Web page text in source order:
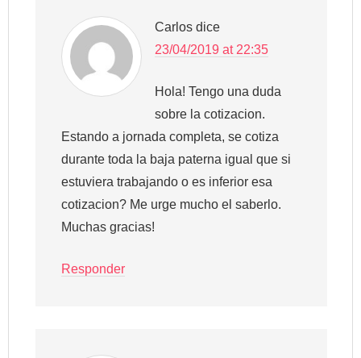
Carlos dice
23/04/2019 at 22:35
Hola! Tengo una duda
sobre la cotizacion.
Estando a jornada completa, se cotiza
durante toda la baja paterna igual que si
estuviera trabajando o es inferior esa
cotizacion? Me urge mucho el saberlo.
Muchas gracias!
Responder